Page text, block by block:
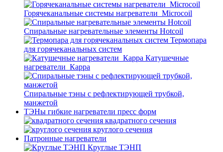
Горячеканальные системы нагреватели_Microcoil
Спиральные нагревательные элементы Hotcoil
Термопара
для горячеканальных систем
Катушечные
нагреватели_Карра
Спиральные тэны с рефлектирующей трубкой,
манжетой
ТЭНы гибкие нагреватели пресс форм
квадратного сечения
круглого сечения
Патронные нагреватели
Круглые ТЭНП